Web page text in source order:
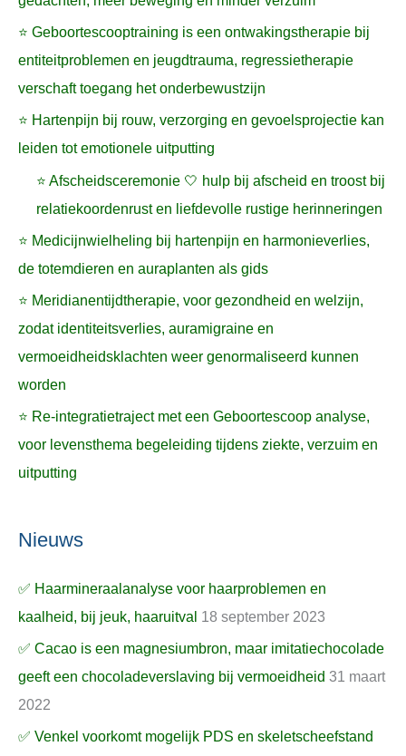
⭐ Geboortescooptraining is een ontwakingstherapie bij
entiteitproblemen en jeugdtrauma, regressietherapie
verschaft toegang het onderbewustzijn
⭐ Hartenpijn bij rouw, verzorging en gevoelsprojectie kan
leiden tot emotionele uitputting
⭐ Afscheidsceremonie 🤍 hulp bij afscheid en troost bij
relatiekoordenrust en liefdevolle rustige herinneringen
⭐ Medicijnwielheling bij hartenpijn en harmonieverlies,
de totemdieren en auraplanten als gids
⭐ Meridianentijdtherapie, voor gezondheid en welzijn,
zodat identiteitsverlies, auramigraine en
vermoeidheidsklachten weer genormaliseerd kunnen
worden
⭐ Re-integratietraject met een Geboortescoop analyse,
voor levensthema begeleiding tijdens ziekte, verzuim en
uitputting
Nieuws
✅ Haarmineraalanalyse voor haarproblemen en
kaalheid, bij jeuk, haaruitval 18 september 2023
✅ Cacao is een magnesiumbron, maar imitatiechocolade
geeft een chocoladeverslaving bij vermoeidheid 31 maart
2022
✅ Venkel voorkomt mogelijk PDS en skeletscheefstand